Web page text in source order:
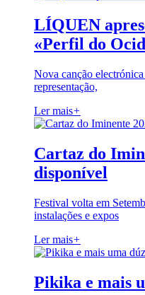
LÍQUEN
«Perfil do
Nova canção
representação,
Ler mais+
Cartaz do
disponível
Festival volta em
instalações e expos
Ler mais+
Pikika e mais